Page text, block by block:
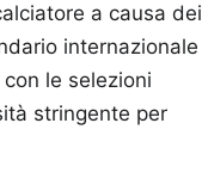
a causa dei
internazionale
le selezioni
stringente per